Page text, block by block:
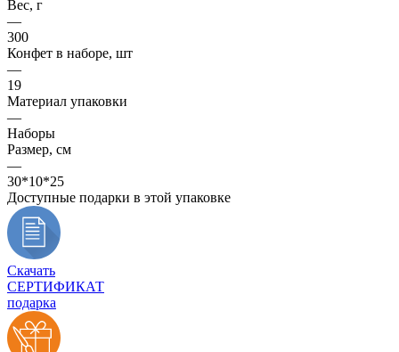
Вес, г
—
300
Конфет в наборе, шт
—
19
Материал упаковки
—
Наборы
Размер, см
—
30*10*25
Доступные подарки в этой упаковке
Скачать
СЕРТИФИКАТ
подарка